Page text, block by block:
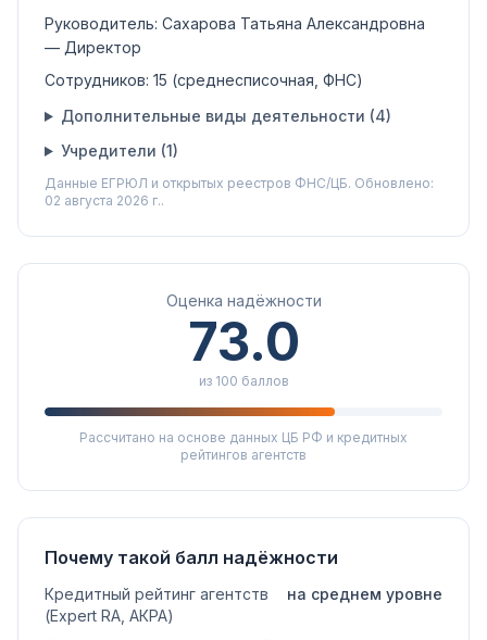
Руководитель: Сахарова Татьяна Александровна
— Директор
Сотрудников: 15 (среднесписочная, ФНС)
Дополнительные виды деятельности (4)
Учредители (1)
Данные ЕГРЮЛ и открытых реестров ФНС/ЦБ. Обновлено:
02 августа 2026 г..
Оценка надёжности
73.0
из 100 баллов
Рассчитано на основе данных ЦБ РФ и кредитных
рейтингов агентств
Почему такой балл надёжности
Кредитный рейтинг агентств
(Expert RA, АКРА)
на среднем уровне